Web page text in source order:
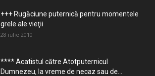
+++ Rugăciune puternică pentru momentele
grele ale vieţii
28 iulie 2010
**** Acatistul către Atotputernicul
Dumnezeu, la vreme de necaz sau de...